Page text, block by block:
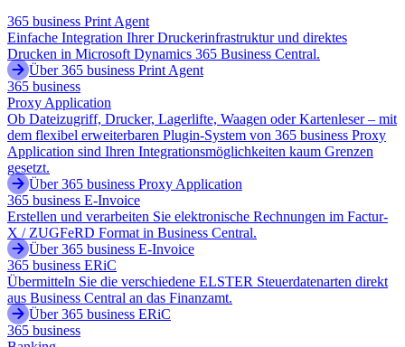
365 business Print Agent
Einfache Integration Ihrer Druckerinfrastruktur und direktes
Drucken in Microsoft Dynamics 365 Business Central.
Über 365 business Print Agent
365 business
Proxy Application
Ob Dateizugriff, Drucker, Lagerlifte, Waagen oder Kartenleser – mit
dem flexibel erweiterbaren Plugin-System von 365 business Proxy
Application sind Ihren Integrationsmöglichkeiten kaum Grenzen
gesetzt.
Über 365 business Proxy Application
365 business E-Invoice
Erstellen und verarbeiten Sie elektronische Rechnungen im Factur-
X / ZUGFeRD Format in Business Central.
Über 365 business E-Invoice
365 business ERiC
Übermitteln Sie die verschiedene ELSTER Steuerdatenarten direkt
aus Business Central an das Finanzamt.
Über 365 business ERiC
365 business